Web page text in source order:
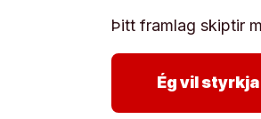
Þitt framlag skiptir
Ég vil